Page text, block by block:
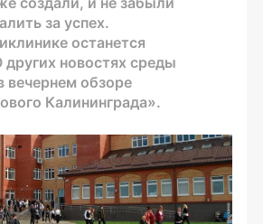
за успех.
останется
новостях среды
вечернем обзоре
Калининграда».